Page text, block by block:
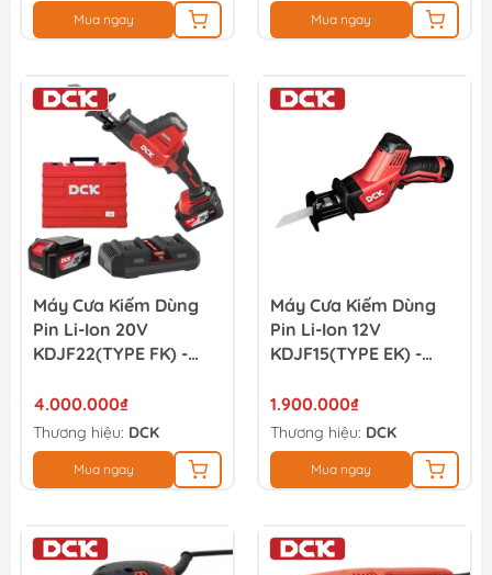
Mua ngay Mua ngay
Máy Cưa Kiếm Dùng
Pin Li-Ion 20V
KDJF22(TYPE FK) -
4.000.000₫
Thương hiệu: DCK
Mua ngay
Máy Cưa Kiếm Dùng
Pin Li-Ion 12V
KDJF15(TYPE EK) -
1.900.000₫
Thương hiệu: DCK
Mua ngay